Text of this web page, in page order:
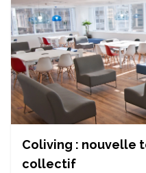
Coliving : nouvelle
collectif